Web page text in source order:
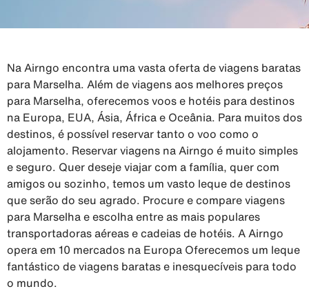
Na Airngo encontra uma vasta oferta de viagens baratas
para Marselha. Além de viagens aos melhores preços
para Marselha, oferecemos voos e hotéis para destinos
na Europa, EUA, Ásia, África e Oceânia. Para muitos dos
destinos, é possível reservar tanto o voo como o
alojamento. Reservar viagens na Airngo é muito simples
e seguro. Quer deseje viajar com a família, quer com
amigos ou sozinho, temos um vasto leque de destinos
que serão do seu agrado. Procure e compare viagens
para Marselha e escolha entre as mais populares
transportadoras aéreas e cadeias de hotéis. A Airngo
opera em 10 mercados na Europa Oferecemos um leque
fantástico de viagens baratas e inesquecíveis para todo
o mundo.